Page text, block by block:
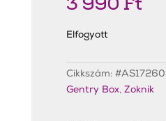
Elfogyott
Cikkszám:
Gentry Box, Zoknik